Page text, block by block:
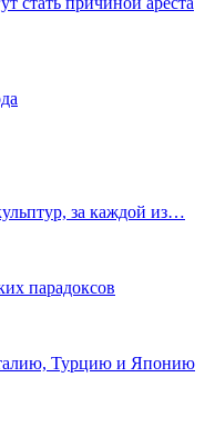
за каждой из…
парадоксов
Турцию и Японию